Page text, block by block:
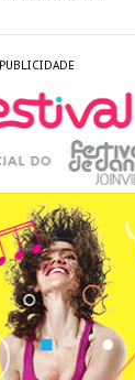
PUBLICIDADE